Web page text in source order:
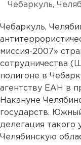
Чебаркуль,
Чебаркуль,
миссия-2007»
сотрудничества
полигоне в
агентству ЕАН в
Накануне
государств.
делегация такого
Челябинскую